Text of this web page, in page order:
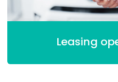
Leasing